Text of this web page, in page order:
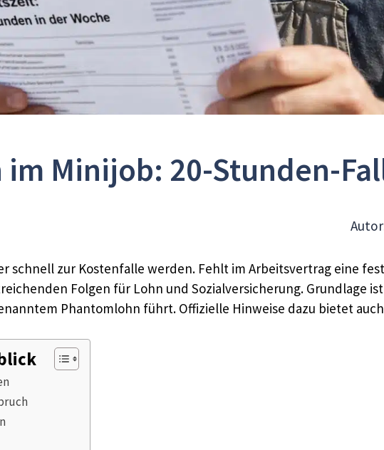
Minijob: 20-Stunden-
schnell zur Kostenfalle werden. Fehlt im Arbeitsvertrag eine
Folgen für Lohn und Sozialversicherung. Grundlage
Phantomlohn führt. Offizielle Hinweise dazu bietet